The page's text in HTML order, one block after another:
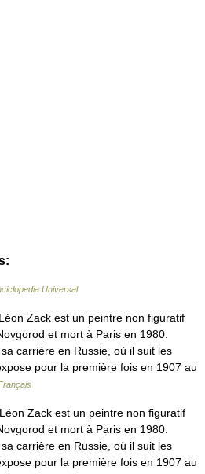
Universal
Zack est un peintre non figuratif
et mort à Paris en 1980.
carrière en Russie, où il suit les
pour la première fois en 1907 au
Zack est un peintre non figuratif
et mort à Paris en 1980.
carrière en Russie, où il suit les
pour la première fois en 1907 au